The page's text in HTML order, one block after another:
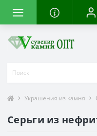
Украшения из камня
Серьги из